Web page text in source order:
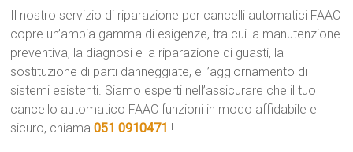
Il nostro servizio di riparazione per cancelli automatici FAAC
copre un’ampia gamma di esigenze, tra cui la manutenzione
preventiva, la diagnosi e la riparazione di guasti, la
sostituzione di parti danneggiate, e l’aggiornamento di
sistemi esistenti. Siamo esperti nell’assicurare che il tuo
cancello automatico FAAC funzioni in modo affidabile e
sicuro, chiama051 0910471 !